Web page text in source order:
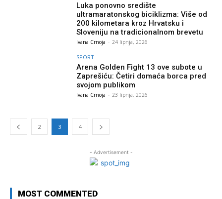
Luka ponovno središte
ultramaratonskog biciklizma: Više od
200 kilometara kroz Hrvatsku i
Sloveniju na tradicionalnom brevetu
Ivana Crnoja - 24 lipnja, 2026
SPORT
Arena Golden Fight 13 ove subote u
Zaprešiću: Četiri domaća borca pred
svojom publikom
Ivana Crnoja - 23 lipnja, 2026
2 3 4
- Advertisement -
MOST COMMENTED